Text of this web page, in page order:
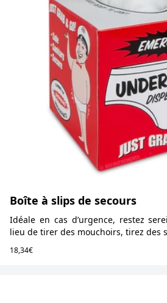
Boîte à slips de secours
Idéale en cas d’urgence, restez
lieu de tirer des mouchoirs, tirez des
18,34€